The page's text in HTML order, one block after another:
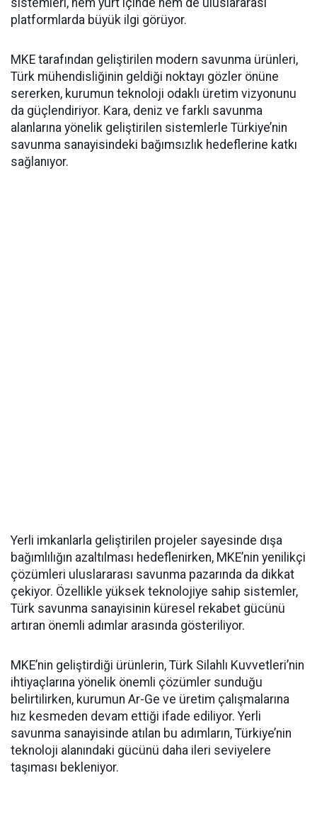
sistemleri, hem yurt içinde hem de uluslararası
platformlarda büyük ilgi görüyor.
MKE tarafından geliştirilen modern savunma ürünleri,
Türk mühendisliğinin geldiği noktayı gözler önüne
sererken, kurumun teknoloji odaklı üretim vizyonunu
da güçlendiriyor. Kara, deniz ve farklı savunma
alanlarına yönelik geliştirilen sistemlerle Türkiye’nin
savunma sanayisindeki bağımsızlık hedeflerine katkı
sağlanıyor.
Yerli imkanlarla geliştirilen projeler sayesinde dışa
bağımlılığın azaltılması hedeflenirken, MKE’nin yenilikçi
çözümleri uluslararası savunma pazarında da dikkat
çekiyor. Özellikle yüksek teknolojiye sahip sistemler,
Türk savunma sanayisinin küresel rekabet gücünü
artıran önemli adımlar arasında gösteriliyor.
MKE’nin geliştirdiği ürünlerin, Türk Silahlı Kuvvetleri’nin
ihtiyaçlarına yönelik önemli çözümler sunduğu
belirtilirken, kurumun Ar-Ge ve üretim çalışmalarına
hız kesmeden devam ettiği ifade ediliyor. Yerli
savunma sanayisinde atılan bu adımların, Türkiye’nin
teknoloji alanındaki gücünü daha ileri seviyelere
taşıması bekleniyor.